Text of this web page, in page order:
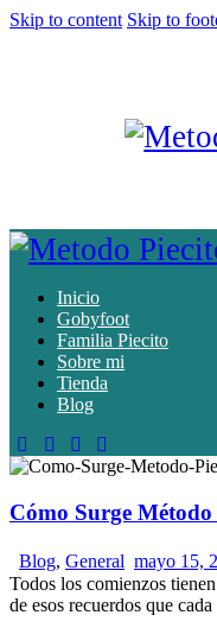
Skip to content Skip to
Inicio
Gobyfoot
Familia Piecito
Sobre mi
Tienda
Blog
Cómo Surge Método
Blog, General mayo 15,
Todos los comienzos
de esos recuerdos que